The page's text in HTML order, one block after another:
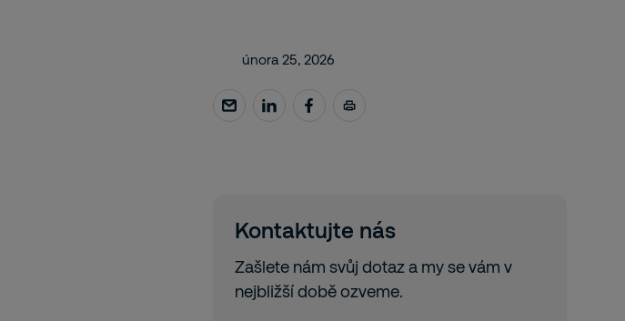
února 25, 2026
Kontaktujte nás
Zašlete nám svůj dotaz a my se vám v
nejbližší době ozveme.